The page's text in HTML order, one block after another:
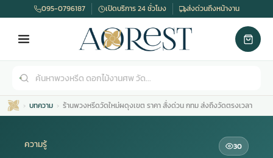
095-0796187 เปิดบริการ 24 ชั่วโมง ส่งด่วนถึงหน้างาน
บทความ ร้านพวงหรีดวัดใหม่ผดุงเขต ราคา สั่งด่วน กทม ส่งถึงวัดตรงเวลา
ความรู้ 30